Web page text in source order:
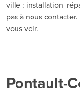
ville : installation,
pas à nous
vous voir.
Pontault-